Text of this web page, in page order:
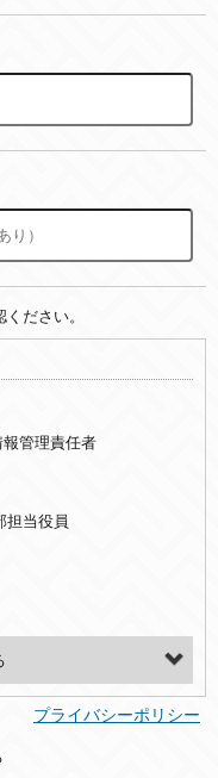
ださい。
管理責任者
担当役員
プライバシーポリシー